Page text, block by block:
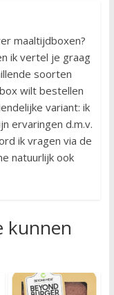
maaltijdboxen?
ik vertel je graag
soorten
wilt bestellen
variant: ik
ervaringen d.m.v.
ik vragen via de
natuurlijk ook
kunnen